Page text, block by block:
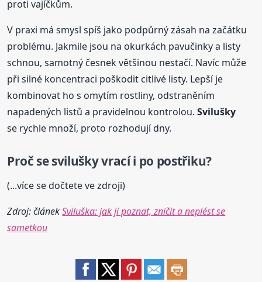
proti vajíčkům.
V praxi má smysl spíš jako podpůrný zásah na začátku
problému. Jakmile jsou na okurkách pavučinky a listy
schnou, samotný česnek většinou nestačí. Navíc může
při silné koncentraci poškodit citlivé listy. Lepší je
kombinovat ho s omytím rostliny, odstraněním
napadených listů a pravidelnou kontrolou.Svilušky
se rychle množí, proto rozhodují dny.
Proč se svilušky vrací i po postřiku?
(...více se dočtete ve zdroji)
Zdroj: článekSviluška: jak ji poznat, zničit a neplést se
sametkou